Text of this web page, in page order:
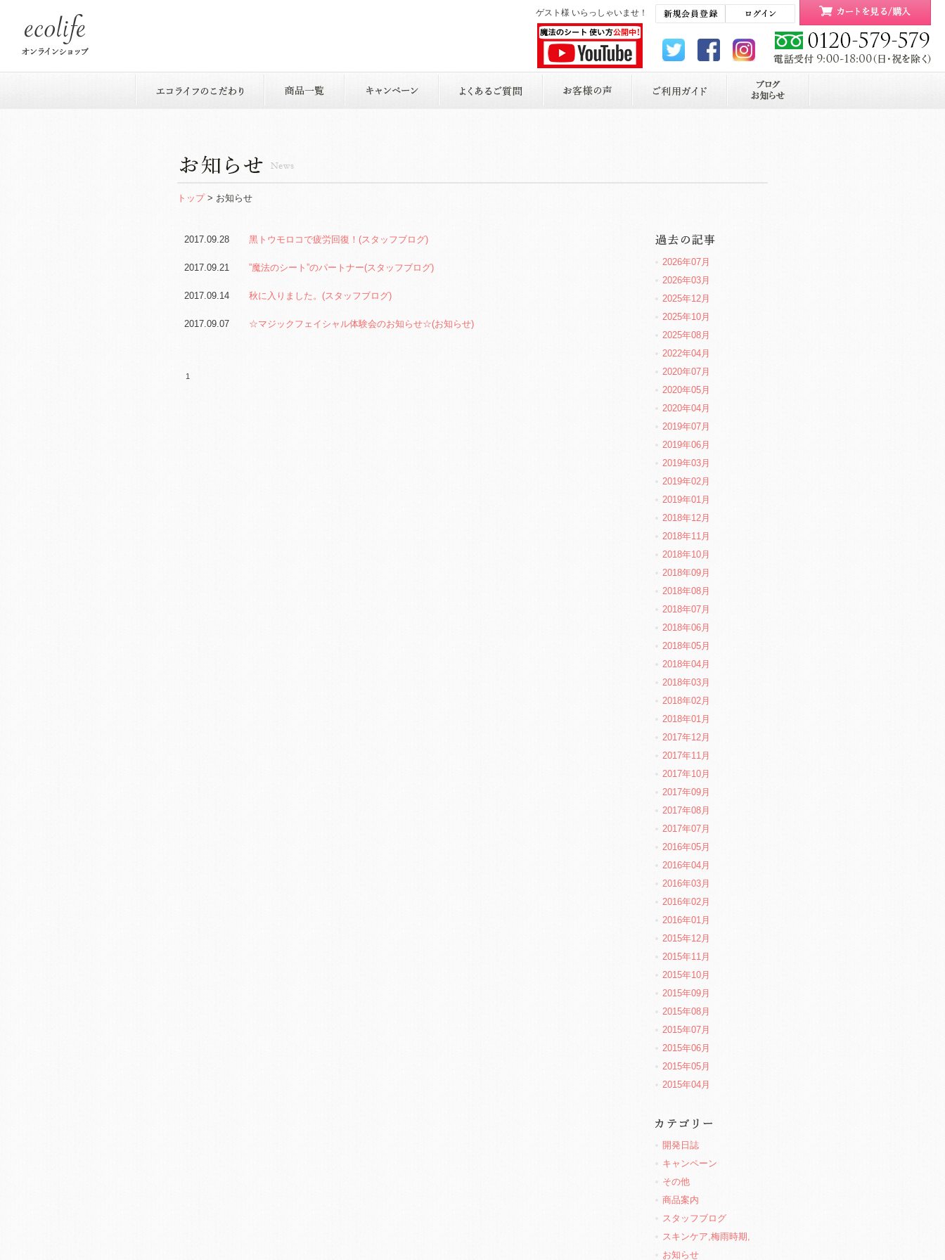
ゲスト様 いらっしゃいませ！
トップ> お知らせ
2017.09.28 黑トウモロコで疲労回復！ (スタッフブログ)
2017.09.21 ”魔法のシート”のパートナー(スタッフブログ)
2017.09.14 秋に入りました。 (スタッフブログ)
2017.09.07 ☆マジックフェイシャル体験会のお知らせ☆(お知らせ)
1
2026年07月
2026年03月
2025年12月
2025年10月
2025年08月
2022年04月
2020年07月
2020年05月
2020年04月
2019年07月
2019年06月
2019年03月
2019年02月
2019年01月
2018年12月
2018年11月
2018年10月
2018年09月
2018年08月
2018年07月
2018年06月
2018年05月
2018年04月
2018年03月
2018年02月
2018年01月
2017年12月
2017年11月
2017年10月
2017年09月
2017年08月
2017年07月
2016年05月
2016年04月
2016年03月
2016年02月
2016年01月
2015年12月
2015年11月
2015年10月
2015年09月
2015年08月
2015年07月
2015年06月
2015年05月
2015年04月
開発日誌
キャンペーン
その他
商品案内
スタッフブログ
スキンケア,梅雨時期,
お知らせ